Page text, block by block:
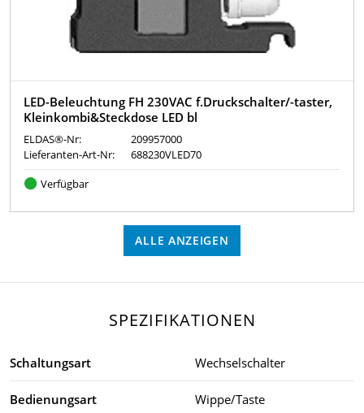
LED-Beleuchtung FH 230VAC f.Druckschalter/-taster,
Kleinkombi&Steckdose LED bl
ELDAS®-Nr:
209957000
Lieferanten-Art-Nr:
688230VLED70
Verfügbar
ALLE ANZEIGEN
SPEZIFIKATIONEN
Schaltungsart Wechselschalter
Bedienungsart Wippe/Taste